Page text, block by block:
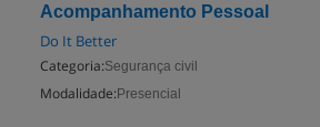
Acompanhamento Pessoal
Do It Better
Categoria:Segurança civil
Modalidade: Presencial